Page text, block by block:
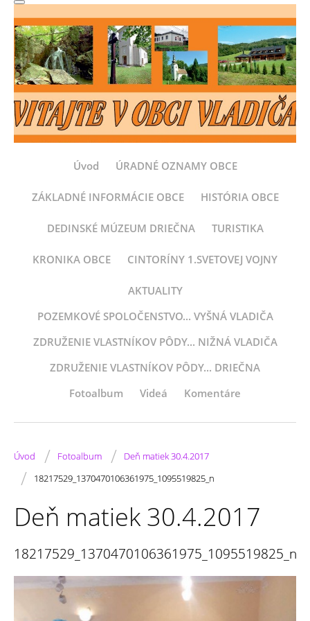
Úvod ÚRADNÉ OZNAMY OBCE
ZÁKLADNÉ INFORMÁCIE OBCE HISTÓRIA OBCE
DEDINSKÉ MÚZEUM DRIEČNA TURISTIKA
KRONIKA OBCE CINTORÍNY 1.SVETOVEJ VOJNY
AKTUALITY
POZEMKOVÉ SPOLOČENSTVO... VYŠNÁ VLADIČA
ZDRUŽENIE VLASTNÍKOV PÔDY... NIŽNÁ VLADIČA
ZDRUŽENIE VLASTNÍKOV PÔDY... DRIEČNA
Fotoalbum
Videá Komentáre
Úvod / Fotoalbum / Deň matiek 30.4.2017
/ 18217529_1370470106361975_1095519825_n
Deň matiek 30.4.2017
18217529_1370470106361975_1095519825_n